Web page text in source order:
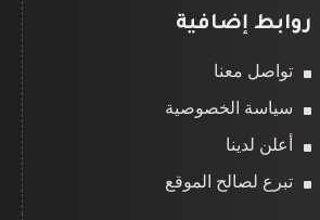
روابط إضافية
تواصل معنا
سياسة الخصوصية
أعلن لدينا
تبرع لصالح الموقع